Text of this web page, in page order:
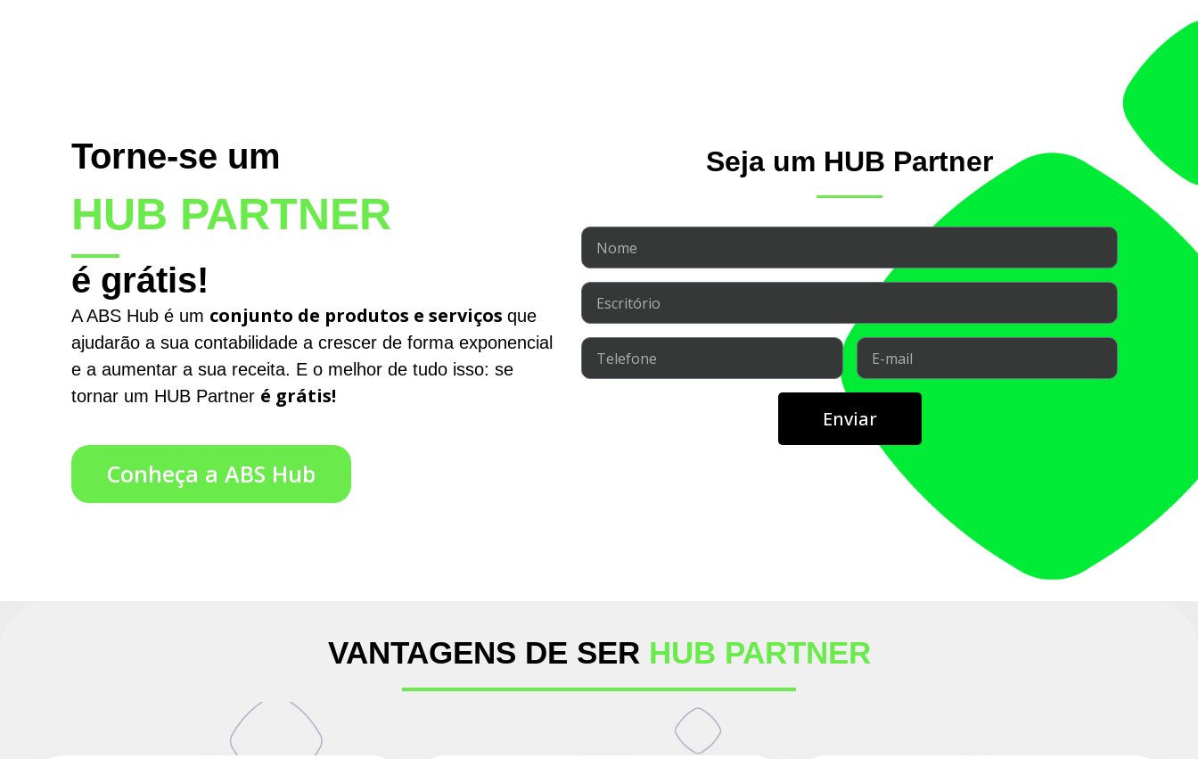
Torne-se um
HUB PARTNER
é grátis!
A ABS Hub é um conjunto de produtos e serviços que
ajudarão a sua contabilidade a crescer de forma exponencial
e a aumentar a sua receita. E o melhor de tudo isso: se
tornar um HUB Partner é grátis!
Conheça a ABS Hub
Seja um HUB Partner
Enviar
VANTAGENS DE SER HUB PARTNER